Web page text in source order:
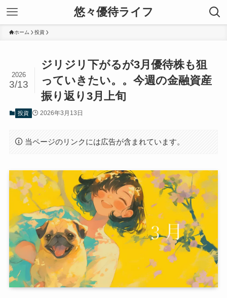
悠々優待ライフ
ホーム 投資
ジリジリ下がるが3月優待株も狙
っていきたい。。今週の金融資産
振り返り3月上旬
2026
3/13
投資 2026年3月13日
当ページのリンクには広告が含まれています。